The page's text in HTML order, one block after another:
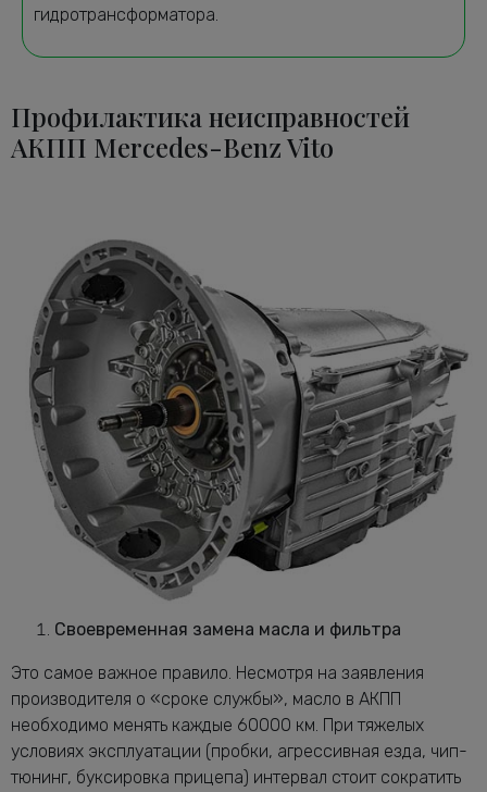
гидротрансформатора.
Профилактика неисправностей
АКПП Mercedes-Benz Vito
Своевременная замена масла и фильтра
Это самое важное правило. Несмотря на заявления
производителя о «сроке службы», масло в АКПП
необходимо менять каждые 60000 км. При тяжелых
условиях эксплуатации (пробки, агрессивная езда, чип-
тюнинг, буксировка прицепа) интервал стоит сократить